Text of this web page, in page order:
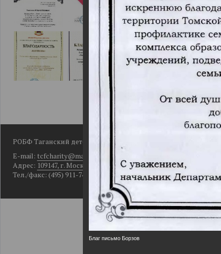
РОБФ Таганский детский фонд
E-mail: tcfcharity@mail.ru
Адрес: 109147, г. Москва, Большой Рогожский пер., д. 10, кор. 2
Тел./факс: (495) 911-74-49
Благ письмо Борзов